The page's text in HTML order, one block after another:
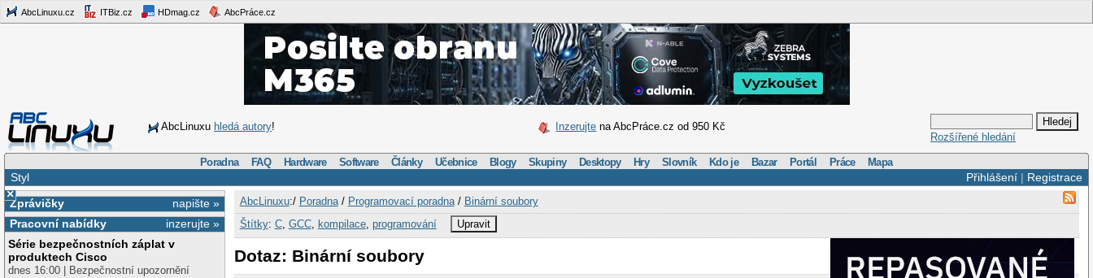
AbcLinuxu.cz ITBiz.cz HDmag.cz AbcPráce.cz
AbcLinuxu hledá autory! Inzerujte na AbcPráce.cz od 950 Kč
Rozšířené hledání
Poradna FAQ Hardware Software Články Učebnice Blogy Skupiny Desktopy Hry Slovník Kdo je Bazar Portál Práce Mapa
Přihlášení| Registrace
Styl
×
napište »
Zprávičky
inzerujte »
Pracovní nabídky
Série bezpečnostních záplat v
produktech Cisco
dnes 16:00 | Bezpečnostní upozornění
AbcLinuxu:/ Poradna/ Programovací poradna/ Binární soubory
Štítky: C, GCC, kompilace, programování Upravit
Dotaz: Binární soubory